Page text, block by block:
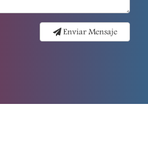
Enviar Mensaje